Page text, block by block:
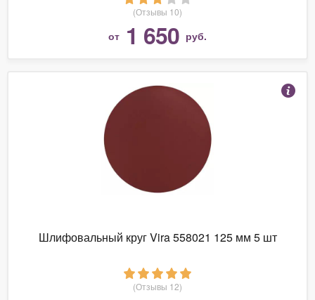
(Отзывы 10)
от 1 650 руб.
Шлифовальный круг Vira 558021 125 мм 5 шт
(Отзывы 12)